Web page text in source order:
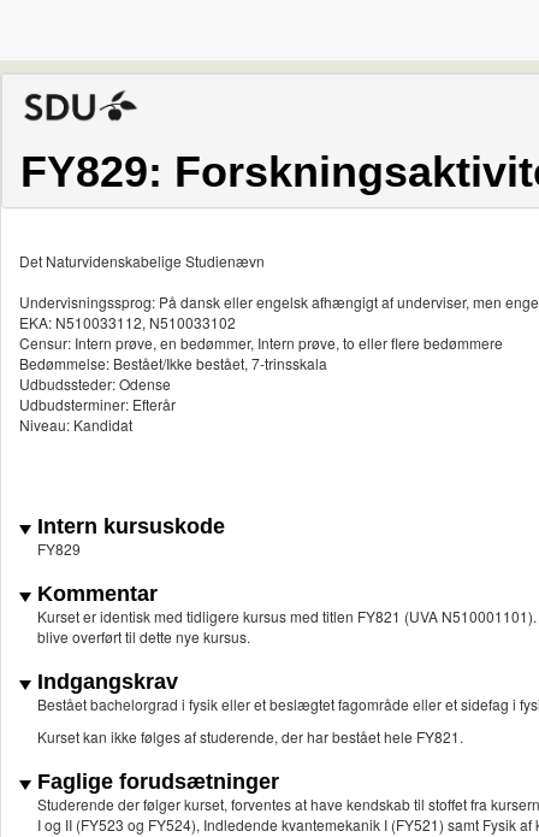
FY829:
Det Naturvidenskabelige Studienævn
Undervisningssprog: På dansk eller engelsk afhængigt af underviser, men
EKA: N510033112, N510033102
Censur: Intern prøve, en bedømmer, Intern prøve, to eller flere bedømmere
Bedømmelse: Bestået/Ikke bestået, 7-trinsskala
Udbudssteder: Odense
Udbudsterminer: Efterår
Niveau: Kandidat
Intern kursuskode
FY829
Kommentar
Kurset er identisk med tidligere kursus med titlen FY821 (UVA
blive overført til dette nye kursus.
Indgangskrav
Bestået bachelorgrad i fysik eller et beslægtet fagområde eller et sidefag i
Kurset kan ikke følges af studerende, der har bestået hele FY821.
Faglige forudsætninger
Studerende der følger kurset, forventes at have kendskab til stoffet fra
I og II (FY523 og FY524), Indledende kvantemekanik I (FY521) samt Fysik